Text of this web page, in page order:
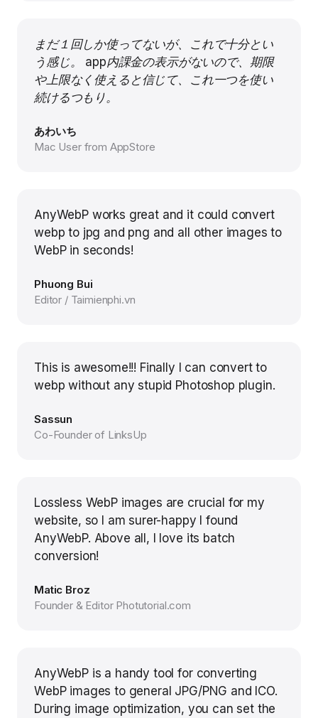
まだ１回しか使ってないが、これで十分とい
う感じ。 app内課金の表示がないので、期限
や上限なく使えると信じて、これ一つを使い
続けるつもり。
あわいち
Mac User from AppStore
AnyWebP works great and it could convert
webp to jpg and png and all other images to
WebP in seconds!
Phuong Bui
Editor / Taimienphi.vn
This is awesome!!! Finally I can convert to
webp without any stupid Photoshop plugin.
Sassun
Co-Founder of LinksUp
Lossless WebP images are crucial for my
website, so I am surer-happy I found
AnyWebP. Above all, I love its batch
conversion!
Matic Broz
Founder & Editor Photutorial.com
AnyWebP is a handy tool for converting
WebP images to general JPG/PNG and ICO.
During image optimization, you can set the